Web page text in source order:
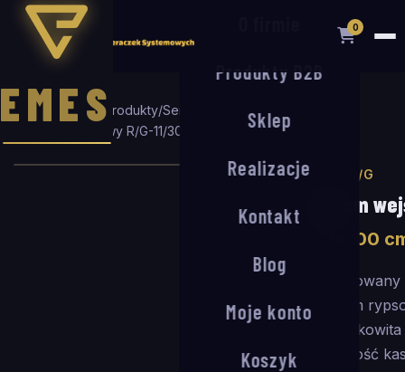
EMES
0
Produkty B2B
Sklep
Realizacje
Kontakt
Blog
Moje konto
Koszyk
Strona główna /Produkty/Seria R/G
System wejściowy R/G-11/30
cm
SERIA R/G
System
100
wkładem
mm,
(głębokość